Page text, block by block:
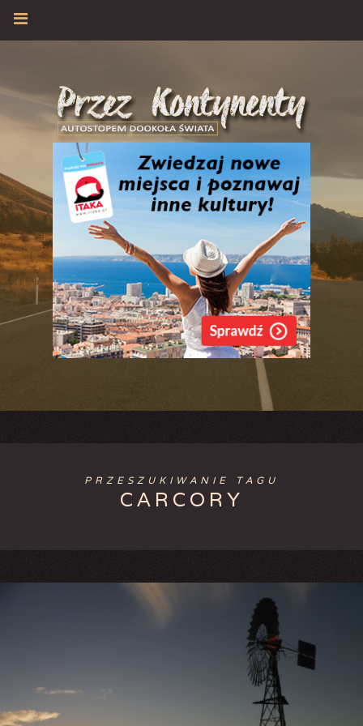
PRZESZUKIWANIE TAGU
CARCORY